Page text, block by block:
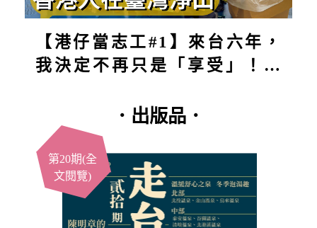
【港仔當志工#1】來台六年，
我決定不再只是「享受」！第
付出，結果得到的竟然更多？
．出版品．
第20期(全
文閱覽)